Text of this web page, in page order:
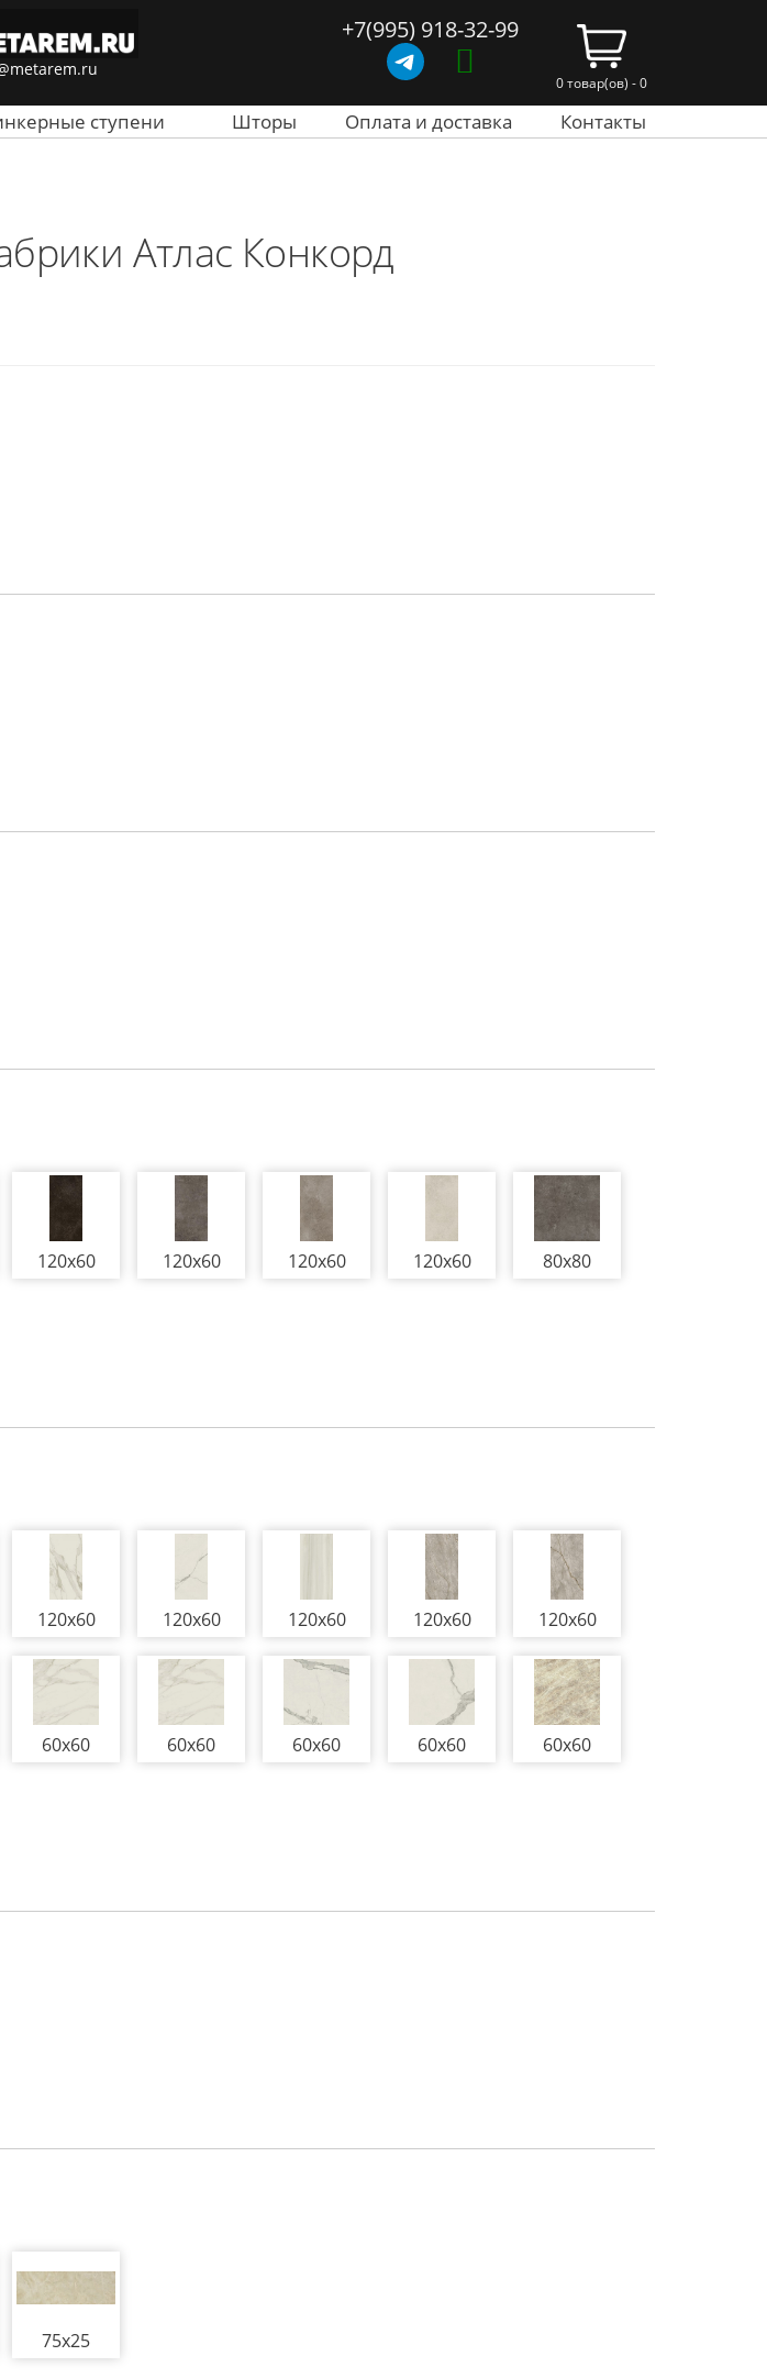
+7(995) 918-32-99
0 товар(ов) - 0
ступени Шторы Оплата и доставка Контакты
Атлас Конкорд
120x60 120x60 120x60 120x60 80x80
120x60 120x60 120x60 120x60 120x60
60x60 60x60 60x60 60x60 60x60
75x25